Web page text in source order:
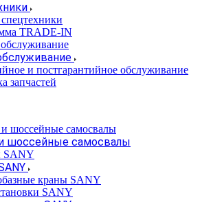
TRADE-IN
и постгарантийное обслуживание
запчастей
шоссейные самосвалы
краны SANY